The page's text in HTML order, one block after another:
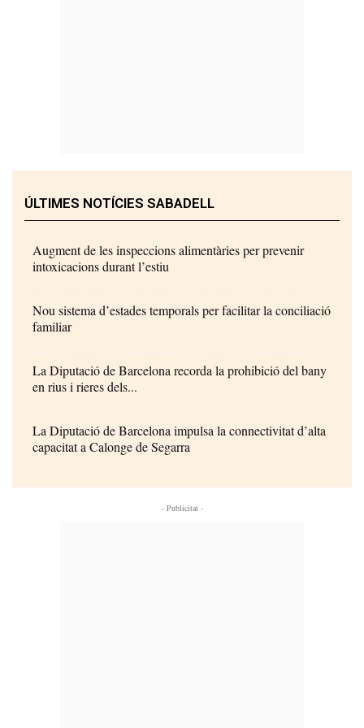
ÚLTIMES NOTÍCIES SABADELL
Augment de les inspeccions alimentàries per prevenir
intoxicacions durant l’estiu
Nou sistema d’estades temporals per facilitar la conciliació
familiar
La Diputació de Barcelona recorda la prohibició del bany
en rius i rieres dels...
La Diputació de Barcelona impulsa la connectivitat d’alta
capacitat a Calonge de Segarra
- Publicitat -